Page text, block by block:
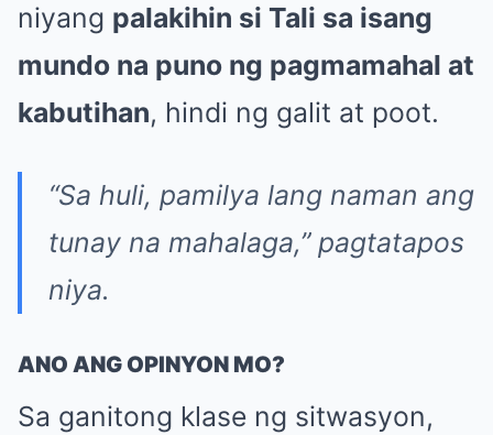
niyang palakihin si Tali sa isang
mundo na puno ng pagmamahal at
kabutihan, hindi ng galit at poot.
“Sa huli, pamilya lang naman ang
tunay na mahalaga,”pagtatapos
niya.
ANO ANG OPINYON MO?
Sa ganitong klase ng sitwasyon,